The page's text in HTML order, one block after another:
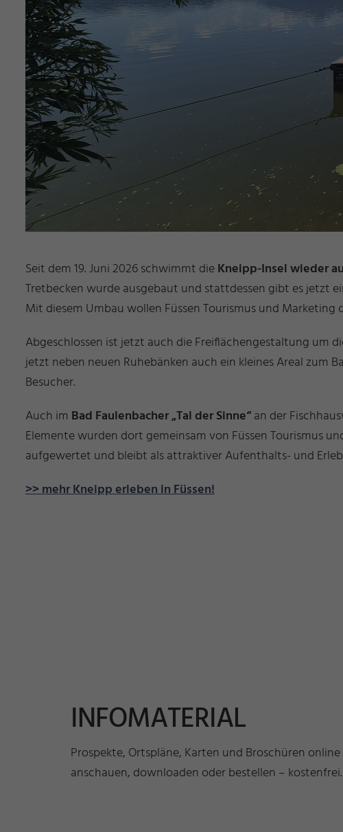
Seit dem 19. Juni 2026 schwimmt dieKneipp-Insel wieder
Tretbecken wurde ausgebaut und stattdessen gibt es jetzt
Mit diesem Umbau wollen Füssen Tourismus und Marketing
Abgeschlossen ist jetzt auch die Freiflächengestaltung um
jetzt neben neuen Ruhebänken auch ein kleines Areal zum
Besucher.
Auch im Bad Faulenbacher „Tal der Sinne“an der
Elemente wurden dort gemeinsam von Füssen Tourismus
aufgewertet und bleibt als attraktiver Aufenthalts- und
>> mehr Kneipp erleben in Füssen!
INFOMATERIAL
Prospekte, Ortspläne, Karten und Broschüren online
anschauen, downloaden oder bestellen – kostenfrei.